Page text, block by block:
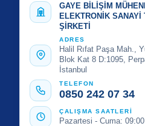
GAYE BİLİŞİM
ELEKTRONİK
ŞİRKETİ
ADRES
Halil Rıfat Paşa Mah.,
Blok Kat 8 D:1095,
İstanbul
TELEFON
0850 242 07 34
ÇALIŞMA SAATLERİ
Pazartesi - Cuma: